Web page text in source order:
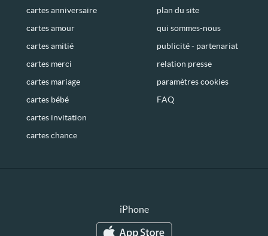
cartes anniversaire
cartes amour
cartes amitié
cartes merci
cartes mariage
cartes bébé
cartes invitation
cartes chance
plan du site
qui sommes-nous
publicité - partenariat
relation presse
paramètres cookies
FAQ
iPhone